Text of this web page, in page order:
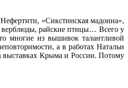
«Сикстинская мадонна»,
верблюды, райские птицы… Всего у
многие из вышивок талантливой
а в работах Натальи
выставках Крыма и России. Потому